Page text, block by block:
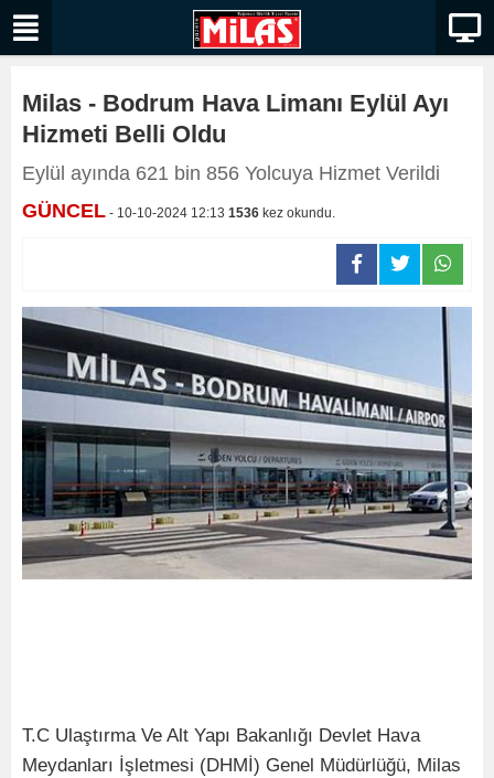
Milas - Bodrum Hava Limanı Eylül Ayı
Hizmeti Belli Oldu
Eylül ayında 621 bin 856 Yolcuya Hizmet Verildi
GÜNCEL - 10-10-2024 12:13 1536 kez okundu.
T.C Ulaştırma Ve Alt Yapı Bakanlığı Devlet Hava
Meydanları İşletmesi (DHMİ) Genel Müdürlüğü, Milas